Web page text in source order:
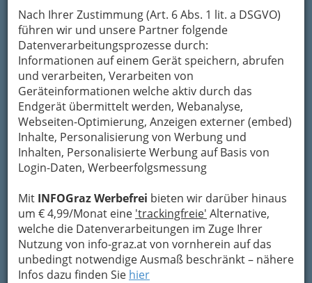
Nach Ihrer Zustimmung (Art. 6 Abs. 1 lit. a DSGVO)
führen wir und unsere Partner folgende
Datenverarbeitungsprozesse durch:
Informationen auf einem Gerät speichern, abrufen
und verarbeiten, Verarbeiten von
Geräteinformationen welche aktiv durch das
Endgerät übermittelt werden, Webanalyse,
Webseiten-Optimierung, Anzeigen externer (embed)
Inhalte, Personalisierung von Werbung und
Inhalten, Personalisierte Werbung auf Basis von
Login-Daten, Werbeerfolgsmessung
Mit INFOGraz Werbefrei bieten wir darüber hinaus
um € 4,99/Monat eine 'trackingfreie' Alternative,
welche die Datenverarbeitungen im Zuge Ihrer
Nutzung von info-graz.at von vornherein auf das
unbedingt notwendige Ausmaß beschränkt – nähere
Infos dazu finden Sie hier
Adresse mit Google Maps anschauen
Kontaktaufnahme
Um die Info-Graz Firmenvor Spam-Mails zu
bewahren , verwenden wir an dieser Stelle zur
Übermittlung Ihrer Nachricht ein sicheres
Formular. Ihre Nachricht wird nach dem
Absenden umgehend per Mail an das
Unternehmen Kulturverein Sensenwerk
Deutschfeistritz weitergeleitet.
Mein Name
Meine Email Adresse